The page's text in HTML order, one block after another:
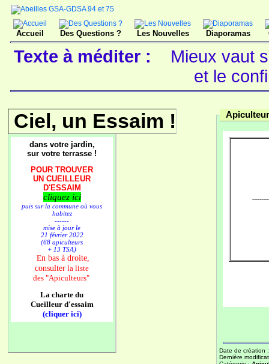
Accueil Des Questions ? Les Nouvelles Diaporamas
Texte à méditer :
Mieux vaut
et le
Ciel, un Essaim !
dans votre jardin,
sur votre terrasse !
POUR TROUVER
UN CUEILLEUR
D'ESSAIM
cliquez ici
puis sur la commune où vous
habitez
------
mise à jour le
21 février 2022
(68 apiculteurs
+ 13 TSA)
En bas à droite,
consulter la liste
des "Apiculteurs"
La charte du
Cueilleur d'essaim
(cliquer ici)
Date de création
Dernière